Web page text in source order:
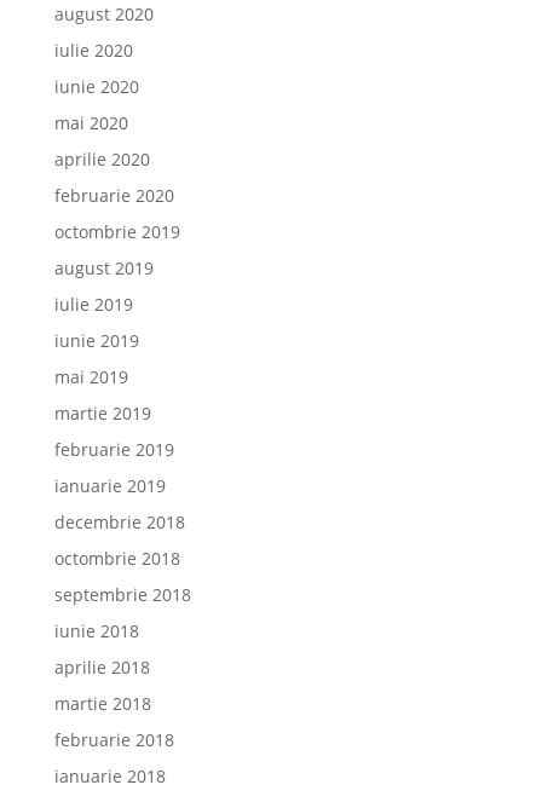
august 2020
iulie 2020
iunie 2020
mai 2020
aprilie 2020
februarie 2020
octombrie 2019
august 2019
iulie 2019
iunie 2019
mai 2019
martie 2019
februarie 2019
ianuarie 2019
decembrie 2018
octombrie 2018
septembrie 2018
iunie 2018
aprilie 2018
martie 2018
februarie 2018
ianuarie 2018